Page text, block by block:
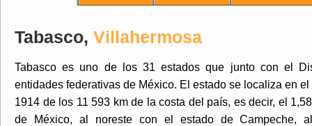
Tabasco, Villahermosa
Tabasco es uno de los 31 estados que junto con el
entidades federativas de México. El estado se localiza en
1914 de los 11 593 km de la costa del país, es decir, el
de México, al noreste con el estado de Campeche,